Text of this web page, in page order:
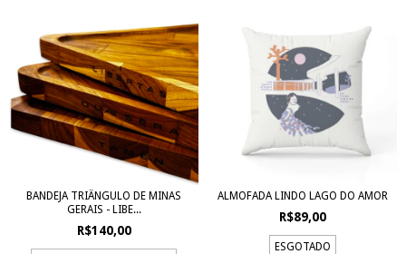
BANDEJA TRIÂNGULO DE MINAS
GERAIS - LIBE...
R$140,00
ALMOFADA LINDO LAGO DO AMOR
R$89,00
ESGOTADO